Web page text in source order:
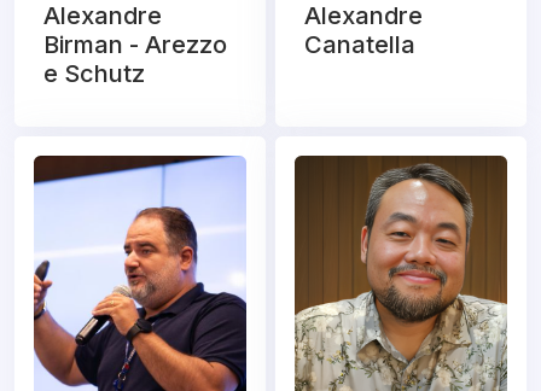
Alexandre
Birman - Arezzo
e Schutz
Alexandre
Canatella